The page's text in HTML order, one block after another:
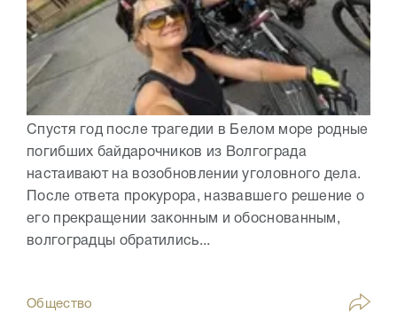
Спустя год после трагедии в Белом море родные
погибших байдарочников из Волгограда
настаивают на возобновлении уголовного дела.
После ответа прокурора, назвавшего решение о
его прекращении законным и обоснованным,
волгоградцы обратились...
Общество